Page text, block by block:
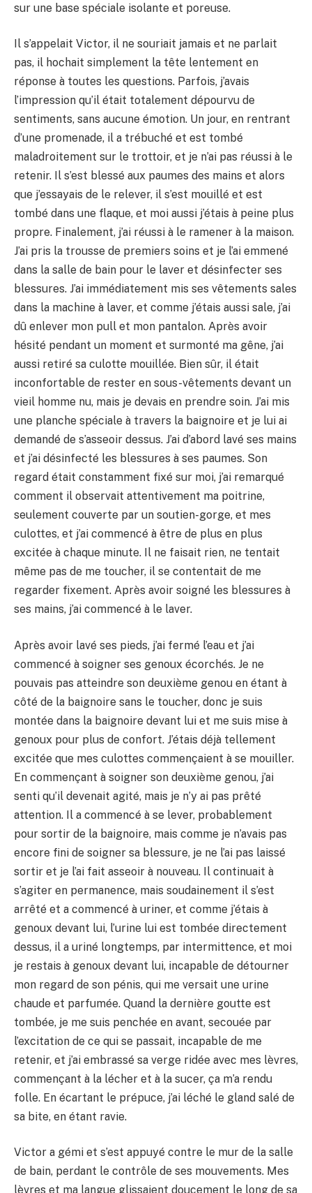
sur une base spéciale isolante et poreuse.
Il s’appelait Victor, il ne souriait jamais et ne parlait
pas, il hochait simplement la tête lentement en
réponse à toutes les questions. Parfois, j’avais
l’impression qu’il était totalement dépourvu de
sentiments, sans aucune émotion. Un jour, en rentrant
d’une promenade, il a trébuché et est tombé
maladroitement sur le trottoir, et je n’ai pas réussi à le
retenir. Il s’est blessé aux paumes des mains et alors
que j’essayais de le relever, il s’est mouillé et est
tombé dans une flaque, et moi aussi j’étais à peine plus
propre. Finalement, j’ai réussi à le ramener à la maison.
J’ai pris la trousse de premiers soins et je l’ai emmené
dans la salle de bain pour le laver et désinfecter ses
blessures. J’ai immédiatement mis ses vêtements sales
dans la machine à laver, et comme j’étais aussi sale, j’ai
dû enlever mon pull et mon pantalon. Après avoir
hésité pendant un moment et surmonté ma gêne, j’ai
aussi retiré sa culotte mouillée. Bien sûr, il était
inconfortable de rester en sous-vêtements devant un
vieil homme nu, mais je devais en prendre soin. J’ai mis
une planche spéciale à travers la baignoire et je lui ai
demandé de s’asseoir dessus. J’ai d’abord lavé ses mains
et j’ai désinfecté les blessures à ses paumes. Son
regard était constamment fixé sur moi, j’ai remarqué
comment il observait attentivement ma poitrine,
seulement couverte par un soutien-gorge, et mes
culottes, et j’ai commencé à être de plus en plus
excitée à chaque minute. Il ne faisait rien, ne tentait
même pas de me toucher, il se contentait de me
regarder fixement. Après avoir soigné les blessures à
ses mains, j’ai commencé à le laver.
Après avoir lavé ses pieds, j’ai fermé l’eau et j’ai
commencé à soigner ses genoux écorchés. Je ne
pouvais pas atteindre son deuxième genou en étant à
côté de la baignoire sans le toucher, donc je suis
montée dans la baignoire devant lui et me suis mise à
genoux pour plus de confort. J’étais déjà tellement
excitée que mes culottes commençaient à se mouiller.
En commençant à soigner son deuxième genou, j’ai
senti qu’il devenait agité, mais je n’y ai pas prêté
attention. Il a commencé à se lever, probablement
pour sortir de la baignoire, mais comme je n’avais pas
encore fini de soigner sa blessure, je ne l’ai pas laissé
sortir et je l’ai fait asseoir à nouveau. Il continuait à
s’agiter en permanence, mais soudainement il s’est
arrêté et a commencé à uriner, et comme j’étais à
genoux devant lui, l’urine lui est tombée directement
dessus, il a uriné longtemps, par intermittence, et moi
je restais à genoux devant lui, incapable de détourner
mon regard de son pénis, qui me versait une urine
chaude et parfumée. Quand la dernière goutte est
tombée, je me suis penchée en avant, secouée par
l’excitation de ce qui se passait, incapable de me
retenir, et j’ai embrassé sa verge ridée avec mes lèvres,
commençant à la lécher et à la sucer, ça m’a rendu
folle. En écartant le prépuce, j’ai léché le gland salé de
sa bite, en étant ravie.
Victor a gémi et s’est appuyé contre le mur de la salle
de bain, perdant le contrôle de ses mouvements. Mes
lèvres et ma langue glissaient doucement le long de sa